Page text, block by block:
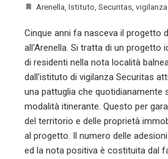
Arenella, Istituto, Securitas,
Cinque anni fa nasceva il progetto
all'Arenella. Si tratta di un progetto
di residenti nella nota località
dall'istituto di vigilanza Securitas
una pattuglia che quotidianamente
modalità itinerante. Questo per
del territorio e delle proprietà
al progetto. Il numero delle
ed la nota positiva è costituita dal